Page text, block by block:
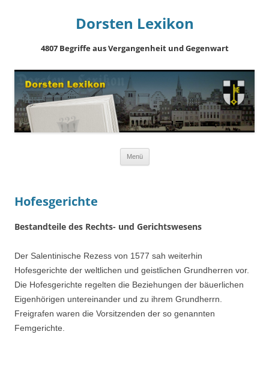
Dorsten Lexikon
4807 Begriffe aus Vergangenheit und Gegenwart
Menü
Hofesgerichte
Bestandteile des Rechts- und Gerichtswesens
Der Salentinische Rezess von 1577 sah weiterhin
Hofesgerichte der weltlichen und geistlichen Grundherren vor.
Die Hofesgerichte regelten die Beziehungen der bäuerlichen
Eigenhörigen untereinander und zu ihrem Grundherrn.
Freigrafen waren die Vorsitzenden der so genannten
Femgerichte.